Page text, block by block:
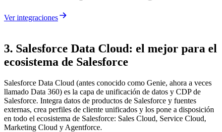
Ver integraciones
3. Salesforce Data Cloud: el mejor para el
ecosistema de Salesforce
Salesforce Data Cloud (antes conocido como Genie, ahora a veces
llamado Data 360) es la capa de unificación de datos y CDP de
Salesforce. Integra datos de productos de Salesforce y fuentes
externas, crea perfiles de cliente unificados y los pone a disposición
en todo el ecosistema de Salesforce: Sales Cloud, Service Cloud,
Marketing Cloud y Agentforce.